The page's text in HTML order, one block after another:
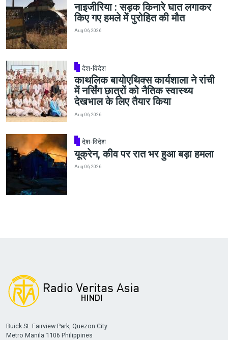
नाइजीरिया : सड़क किनारे घात लगाकर
किए गए हमले में पुरोहित की मौत
Aug 06, 2026
देश-विदेश
काथलिक बायोएथिक्स कार्यशाला ने रांची
में नर्सिंग छात्रों को नैतिक स्वास्थ्य
देखभाल के लिए तैयार किया
Aug 06, 2026
देश-विदेश
यूक्रेन, कीव पर रात भर हुआ बड़ा हमला
Aug 06, 2026
Buick St. Fairview Park, Quezon City
Metro Manila 1106 Philippines